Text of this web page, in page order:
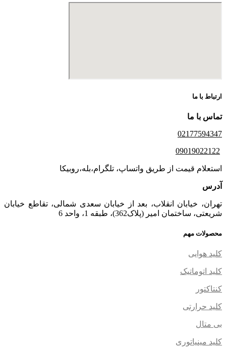
ارتباط با ما
تماس با ما
02177594347
09019022122
استعلام قیمت از طریق واتساپ، تلگرام،بله،روبیکا
آدرس
تهران، خیابان انقلاب، بعد از خیابان سعدی شمالی، تقاطع خیابان
شریعتی، ساختمان امیر (پلاک362)، طبقه 1، واحد 6
محصولات مهم
کلید هوایی
کلید اتوماتیک
کنتاکتور
کلید حرارتی
بی متال
کلید مینیاتوری